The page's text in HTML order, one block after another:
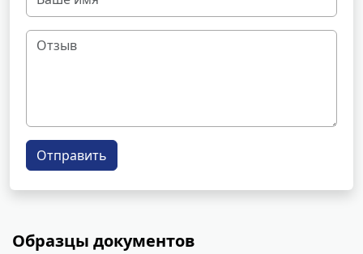
Отправить
Образцы документов